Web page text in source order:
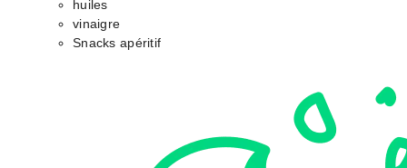
huiles
vinaigre
Snacks apéritif